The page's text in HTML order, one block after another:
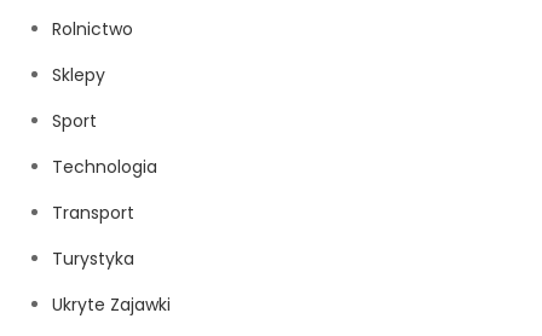
Rolnictwo
Sklepy
Sport
Technologia
Transport
Turystyka
Ukryte Zajawki